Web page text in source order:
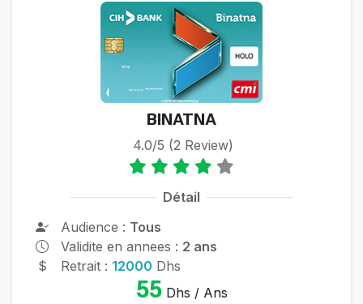
BINATNA
4.0/5 (2 Review)
Détail
Audience : Tous
Validite en annees : 2 ans
Retrait : 12000 Dhs
55Dhs / Ans